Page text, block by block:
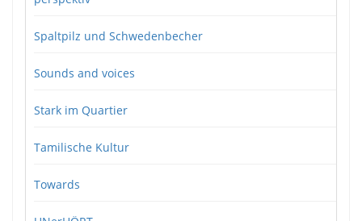
Spaltpilz und Schwedenbecher
Sounds and voices
Stark im Quartier
Tamilische Kultur
Towards